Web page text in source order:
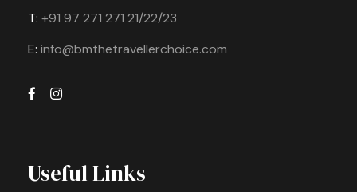
T: +91 97 271 271 21/22/23
E: info@bmthetravellerchoice.com
Useful Links